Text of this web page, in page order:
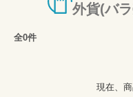
外貨(バ
全0件
現在、商